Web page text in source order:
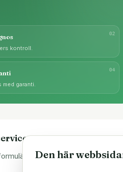
02
kontroll.
04
med garanti.
Den här